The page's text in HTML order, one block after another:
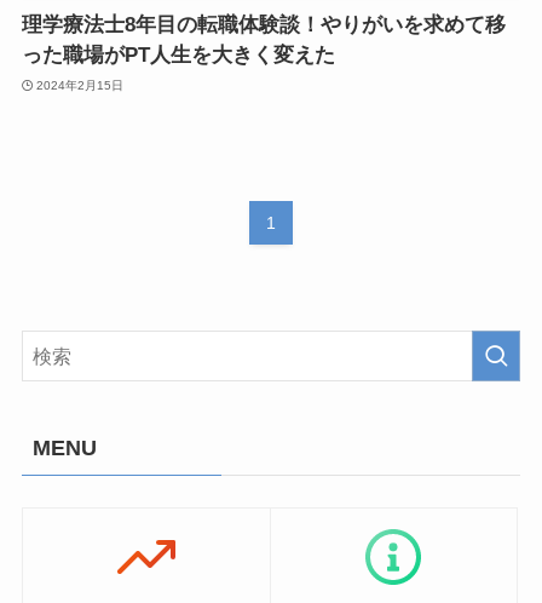
理学療法士8年目の転職体験談！やりがいを求めて移
った職場がPT人生を大きく変えた
2024年2月15日
1
MENU